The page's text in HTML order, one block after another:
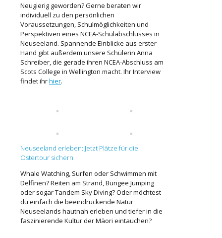
Neugierig geworden? Gerne beraten wir
individuell zu den persönlichen
Voraussetzungen, Schulmöglichkeiten und
Perspektiven eines NCEA-Schulabschlusses in
Neuseeland. Spannende Einblicke aus erster
Hand gibt außerdem unsere Schülerin Anna
Schreiber, die gerade ihren NCEA-Abschluss am
Scots College in Wellington macht. Ihr Interview
findet ihrhier.
Neuseeland erleben: Jetzt Plätze für die
Ostertour sichern
Whale Watching, Surfen oder Schwimmen mit
Delfinen? Reiten am Strand, Bungee Jumping
oder sogar Tandem Sky Diving? Oder möchtest
du einfach die beeindruckende Natur
Neuseelands hautnah erleben und tiefer in die
faszinierende Kultur der Māori eintauchen?